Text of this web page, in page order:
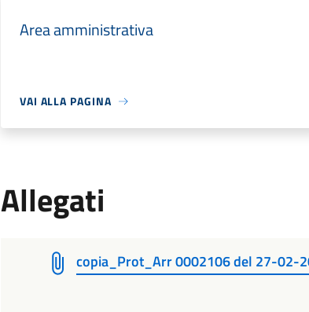
Area amministrativa
VAI ALLA PAGINA
Allegati
copia_Prot_Arr 0002106 del 27-02-